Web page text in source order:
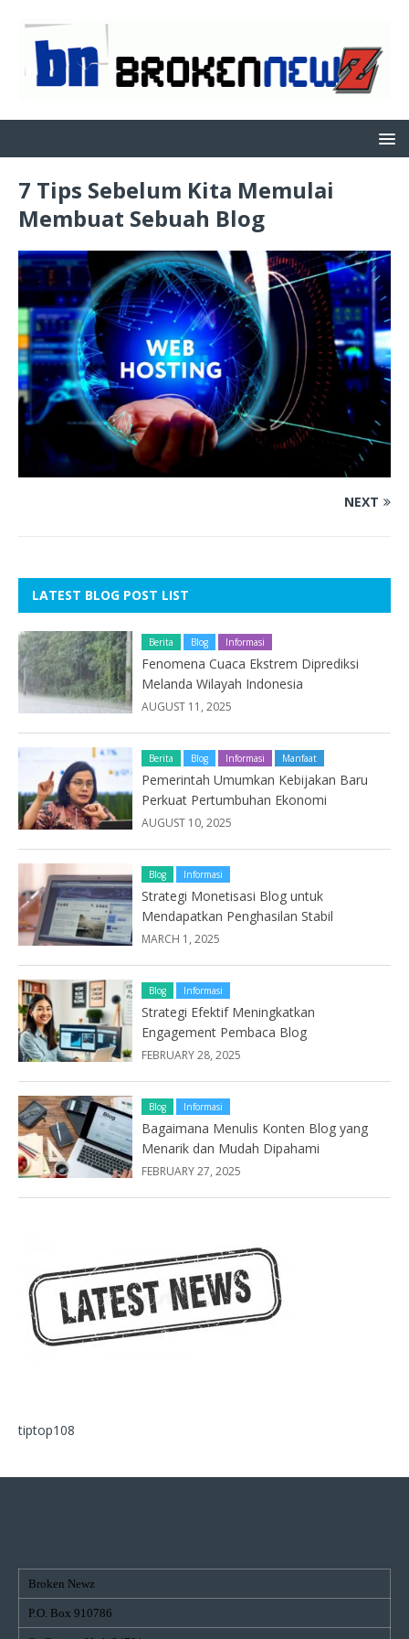
7 Tips Sebelum Kita Memulai
Membuat Sebuah Blog
NEXT
LATEST BLOG POST LIST
Berita Blog Informasi
Fenomena Cuaca Ekstrem Diprediksi
Melanda Wilayah Indonesia
AUGUST 11, 2025
Berita Blog Informasi Manfaat
Pemerintah Umumkan Kebijakan Baru
Perkuat Pertumbuhan Ekonomi
AUGUST 10, 2025
Blog Informasi
Strategi Monetisasi Blog untuk
Mendapatkan Penghasilan Stabil
MARCH 1, 2025
Blog Informasi
Strategi Efektif Meningkatkan
Engagement Pembaca Blog
FEBRUARY 28, 2025
Blog Informasi
Bagaimana Menulis Konten Blog yang
Menarik dan Mudah Dipahami
FEBRUARY 27, 2025
tiptop108
Broken Newz
P.O. Box 910786